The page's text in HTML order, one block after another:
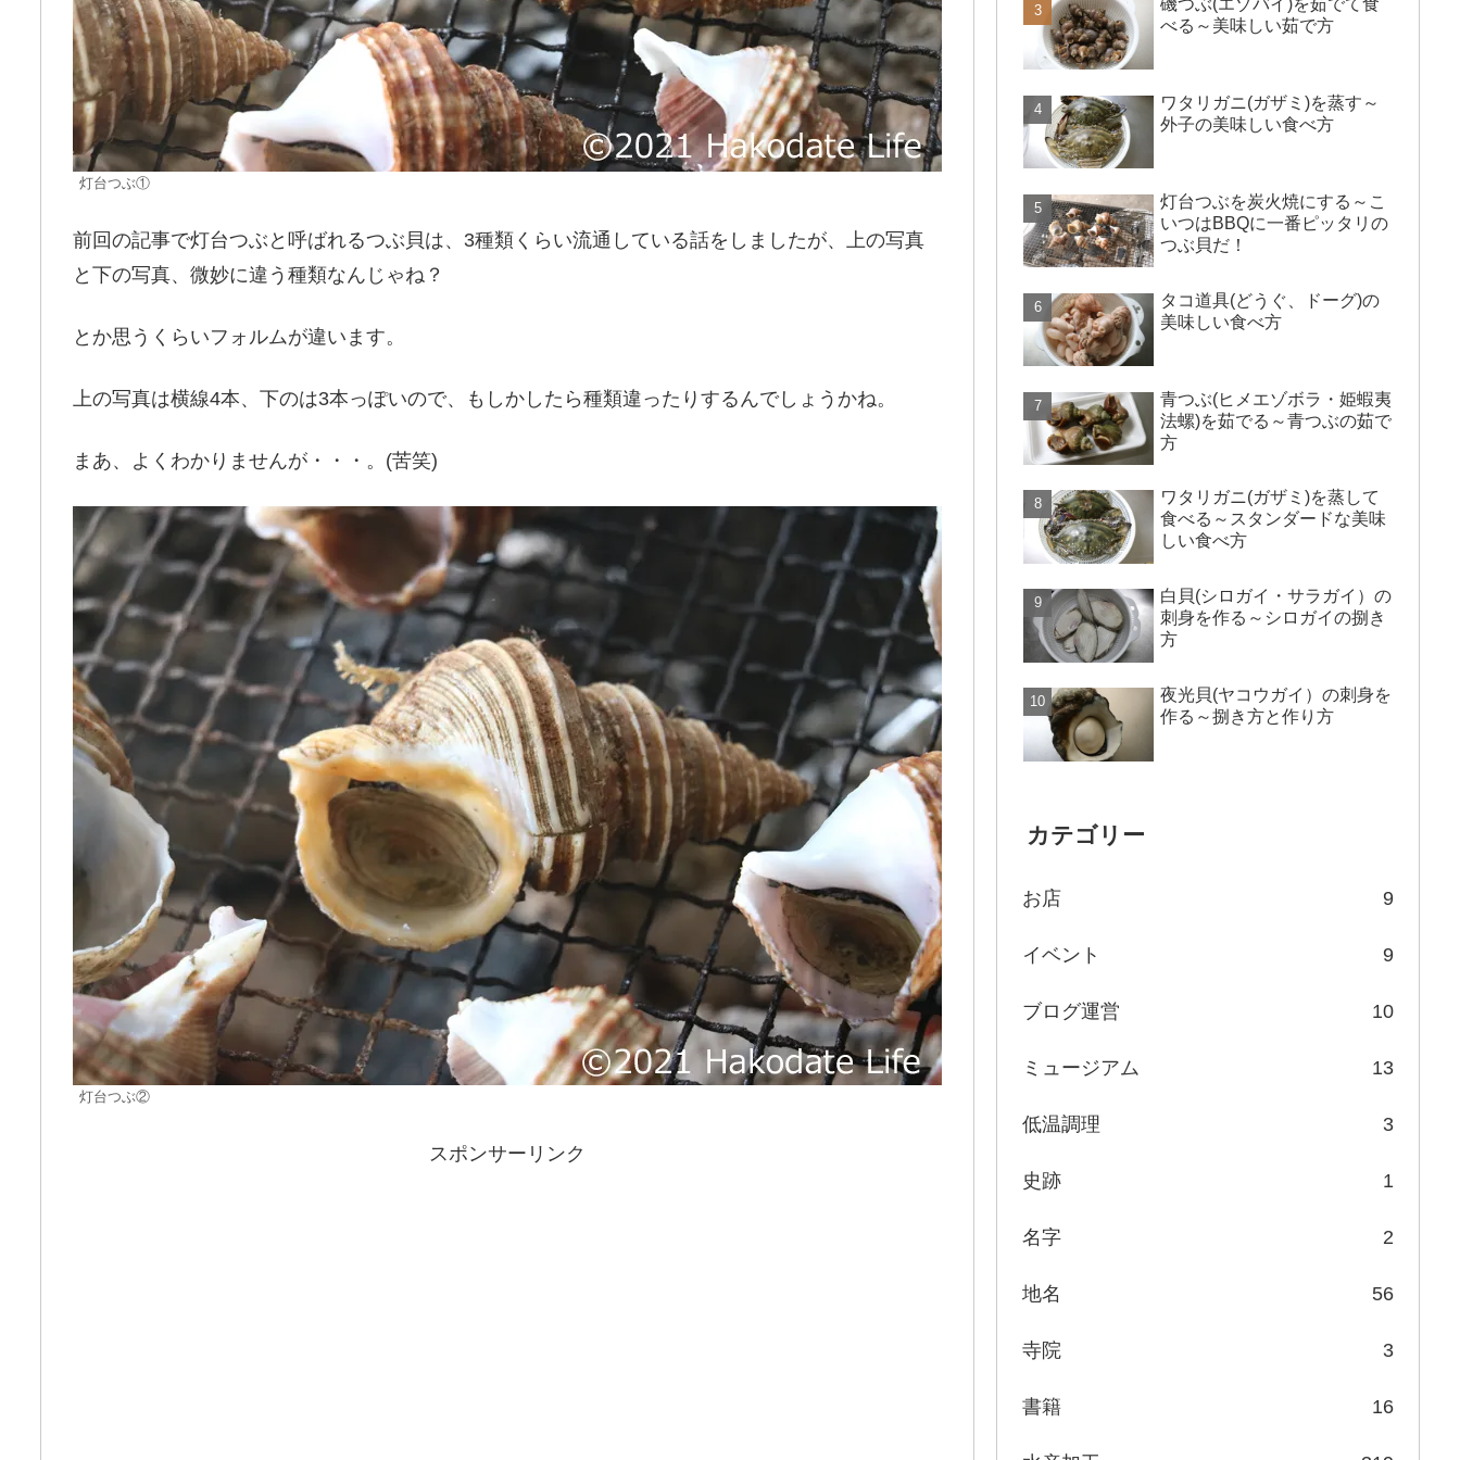
灯台つぶ①
前回の記事で灯台つぶと呼ばれるつぶ貝は、3種類くらい流通している話をしましたが、上の写真
と下の写真、微妙に違う種類なんじゃね？
とか思うくらいフォルムが違います。
上の写真は横線4本、下のは3本っぽいので、もしかしたら種類違ったりするんでしょうかね。
まあ、よくわかりませんが・・・。(苦笑)
灯台つぶ②
スポンサーリンク
磯つぶ(エゾバイ)を茹でて食
べる～美味しい茹で方
ワタリガニ(ガザミ)を蒸す～
外子の美味しい食べ方
灯台つぶを炭火焼にする～こ
いつはBBQに一番ピッタリの
つぶ貝だ！
タコ道具(どうぐ、ドーグ)の
美味しい食べ方
青つぶ(ヒメエゾボラ・姫蝦夷
法螺)を茹でる～青つぶの茹で
方
ワタリガニ(ガザミ)を蒸して
食べる～スタンダードな美味
しい食べ方
白貝(シロガイ・サラガイ）の
刺身を作る～シロガイの捌き
方
夜光貝(ヤコウガイ）の刺身を
作る～捌き方と作り方
カテゴリー
お店 9
イベント 9
ブログ運営 10
ミュージアム 13
低温調理 3
史跡 1
名字 2
地名 56
寺院 3
書籍 16